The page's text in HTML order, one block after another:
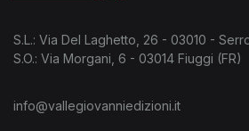
S.L.: Via Del Laghetto, 26 - 03010 -
S.O.: Via Morgani, 6 - 03014 Fiuggi (FR)
info@vallegiovanniedizioni.it